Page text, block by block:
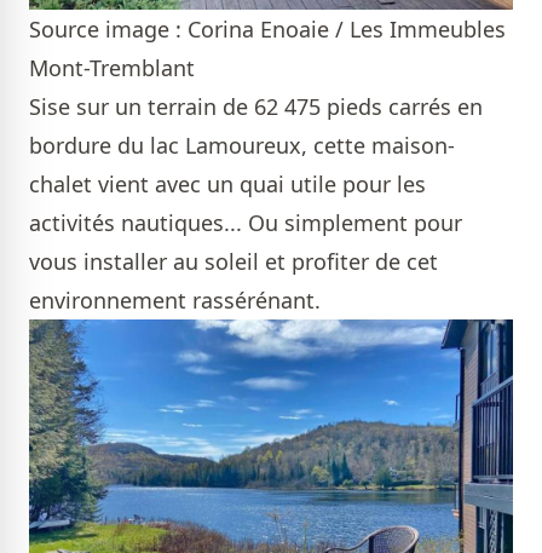
Source image : Corina Enoaie / Les Immeubles
Mont-Tremblant
Sise sur un terrain de 62 475 pieds carrés en
bordure du lac Lamoureux, cette maison-
chalet vient avec un quai utile pour les
activités nautiques... Ou simplement pour
vous installer au soleil et profiter de cet
environnement rassérénant.